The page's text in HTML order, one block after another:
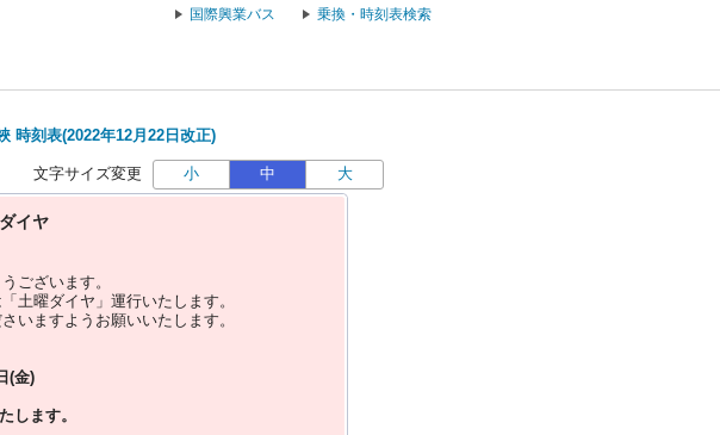
国際興業バス 乗換・時刻表検索
時刻表(2022年12月22日改正)
文字サイズ変更 小 中 大
イヤ
ございます。
土曜ダイヤ」運行いたします。
いますようお願いいたします。
(金)
します。